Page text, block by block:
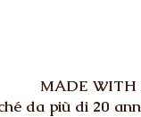
MADE WITH
da più di 20